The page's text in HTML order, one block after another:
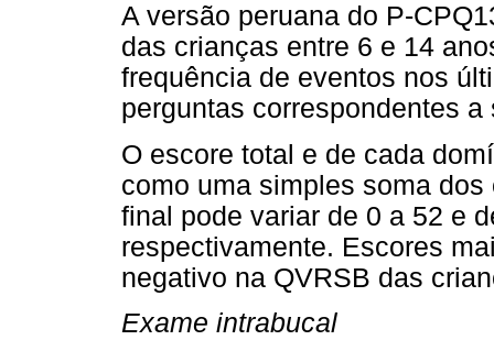
A versão peruana do P-
das crianças entre 6 e 14
frequência de eventos nos
perguntas correspondentes
O escore total e de cada
como uma simples soma
final pode variar de 0 a 52 e
respectivamente. Escores
negativo na QVRSB das
Exame intrabucal